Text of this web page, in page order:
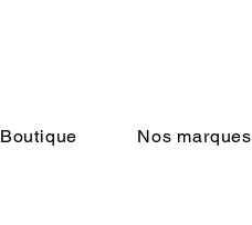
Boutique Nos marques